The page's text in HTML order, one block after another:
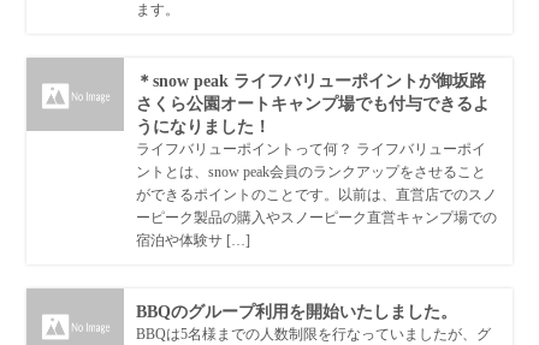
ます。
＊snow peak ライフバリューポイントが御坂路
さくら公園オートキャンプ場でも付与できるよ
うになりました！
ライフバリューポイントって何？ ライフバリューポイ
ントとは、snow peak会員のランクアップをさせること
ができるポイントのことです。以前は、直営店でのスノ
ーピーク製品の購入やスノーピーク直営キャンプ場での
宿泊や体験サ […]
BBQのグループ利用を開始いたしました。
BBQは5名様までの人数制限を行なっていましたが、グ